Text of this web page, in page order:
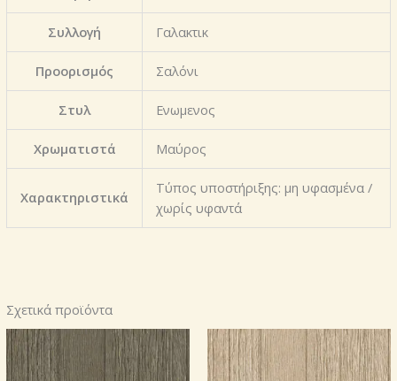
Συλλογή Γαλακτικ
Προορισμός Σαλόνι
Στυλ Ενωμενος
Χρωματιστά Μαύρος
Χαρακτηριστικά
Τύπος υποστήριξης: μη υφασμένα /
χωρίς υφαντά
Σχετικά προϊόντα